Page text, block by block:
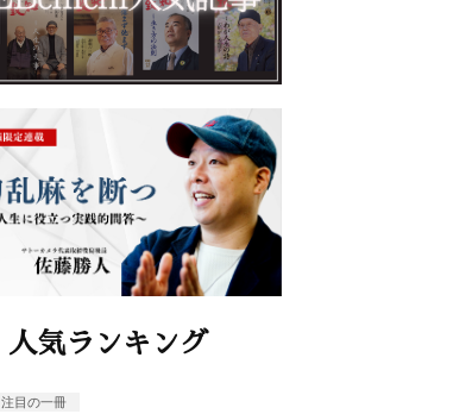
人気ランキング
注目の一冊